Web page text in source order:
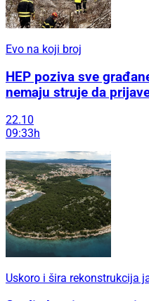
Evo na koji broj
HEP poziva sve
nemaju struje da
22.10
09:33h
Uskoro i šira rekonstrukcija